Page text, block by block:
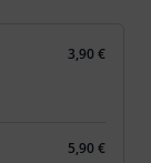
3,90 €
5,90 €